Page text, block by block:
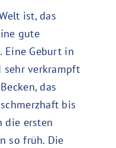
ist, das
gute
Eine Geburt in
sehr verkrampft
das
bis
die ersten
so früh. Die